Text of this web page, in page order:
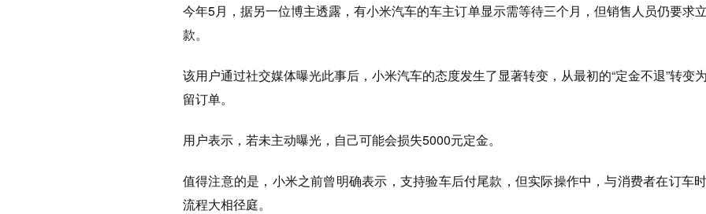
今年5月，据另一位博主透露，有小米汽车的车主订单显示需等待三个月，但销售人员仍要求
款。
该用户通过社交媒体曝光此事后，小米汽车的态度发生了显著转变，从最初的“定金不退”转变
留订单。
用户表示，若未主动曝光，自己可能会损失5000元定金。
值得注意的是，小米之前曾明确表示，支持验车后付尾款，但实际操作中，与消费者在订车
流程大相径庭。